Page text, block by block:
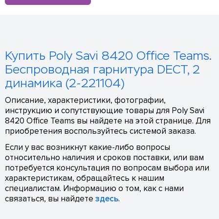
Купить Poly Savi 8420 Office Teams.
Беспроводная гарнитура DECT, 2
динамика (2-221104)
Описание, характеристики, фотографии,
инструкцию и сопутствующие товары для Poly Savi
8420 Office Teams вы найдете на этой странице. Для
приобретения воспользуйтесь системой заказа.
Если у вас возникнут какие-либо вопросы
относительно наличия и сроков поставки, или вам
потребуется консультация по вопросам выбора или
характеристикам, обращайтесь к нашим
специалистам. Информацию о том, как с нами
связаться, вы найдете здесь.